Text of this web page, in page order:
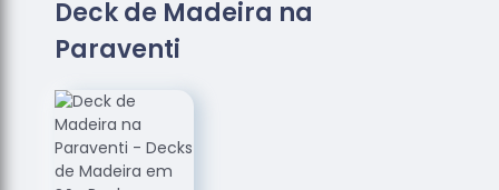
Madeira
Empresas
Assoalhos
de Madeira
Loja de
Assoalhos
Deck de Madeira na
Paraventi